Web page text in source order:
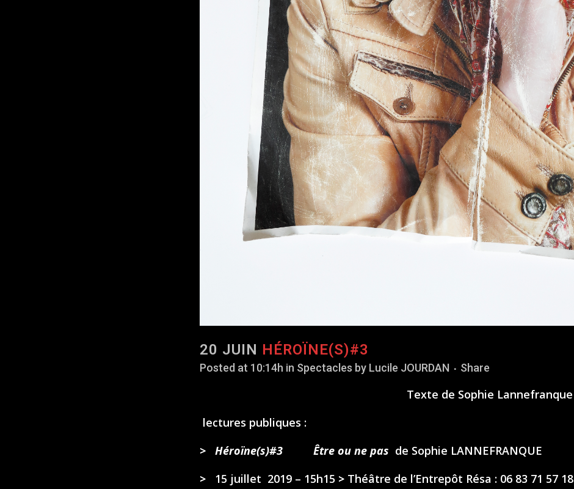
20 JUIN HÉROÏNE(S)#3
Posted at 10:14h in Spectacles by Lucile JOURDAN Share
Texte de Sophie Lannefranque
lectures publiques :
> Héroïne(s)#3 Être ou ne pas de Sophie LANNEFRANQUE
> 15 juillet 2019 – 15h15 > Théâtre de l’Entrepôt Résa : 06 83 71 57 18